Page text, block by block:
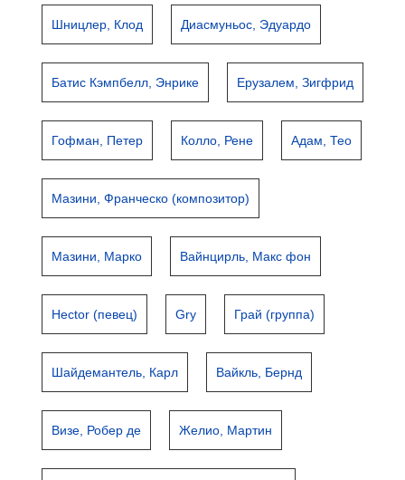
Шницлер, Клод Диасмуньос, Эдуардо
Батис Кэмпбелл, Энрике Ерузалем, Зигфрид
Гофман, Петер Колло, Рене Адам, Тео
Мазини, Франческо (композитор)
Мазини, Марко Вайнцирль, Макс фон
Hector (певец) Gry Грай (группа)
Шайдемантель, Карл Вайкль, Бернд
Визе, Робер де Желио, Мартин